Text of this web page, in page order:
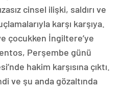
cinsel ilişki, saldırı ve
karşı karşıya.
çocukken İngiltere’ye
Perşembe günü
hakim karşısına çıktı.
ve şu anda gözaltında